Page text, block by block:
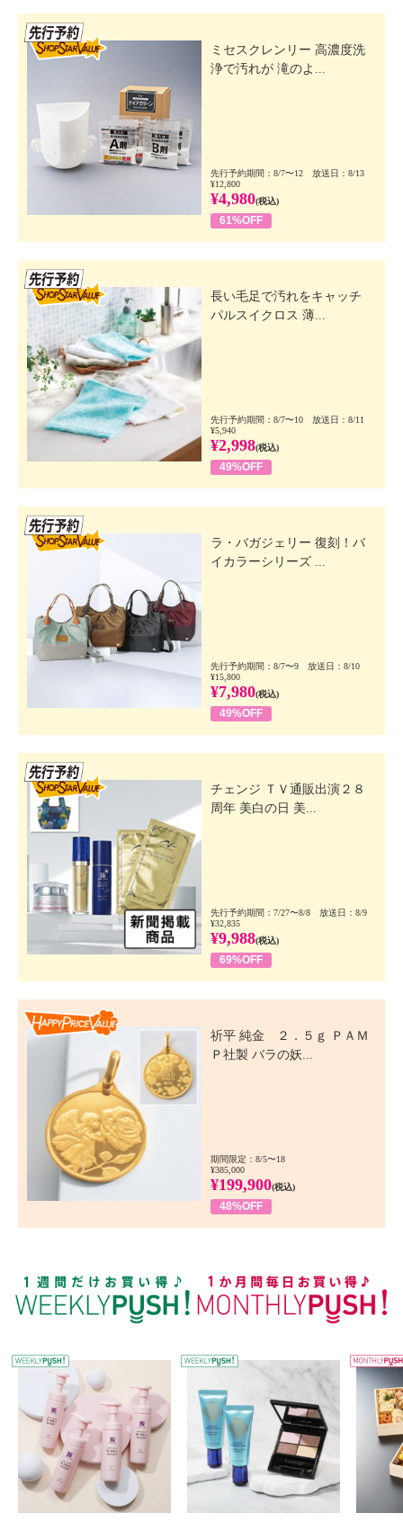
ミセスクレンリー 高濃度洗
浄で汚れが 滝のよ...
先行予約期間：8/7〜12 放送日：8/13
¥12,800
¥4,980(税込)
61%OFF
長い毛足で汚れをキャッチ
パルスイクロス 薄...
先行予約期間：8/7〜10 放送日：8/11
¥5,940
¥2,998(税込)
49%OFF
ラ・バガジェリー 復刻！バ
イカラーシリーズ ...
先行予約期間：8/7〜9 放送日：8/10
¥15,800
¥7,980(税込)
49%OFF
チェンジ ＴＶ通販出演２８
周年 美白の日 美...
先行予約期間：7/27〜8/8 放送日：8/9
¥32,835
¥9,988(税込)
69%OFF
祈平 純金 ２．５ｇ ＰＡＭ
Ｐ社製 バラの妖...
期間限定：8/5〜18
¥385,000
¥199,900(税込)
48%OFF
WEEKLY PUSH